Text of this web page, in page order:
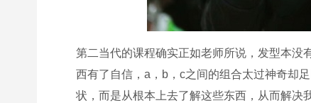
第二当代的课程确实正如老师所说，发型本没
西有了自信，a，b，c之间的组合太过神奇却
状，而是从根本上去了解这些东西，从而解决